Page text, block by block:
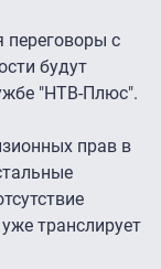
с
будут
"НТВ-Плюс".
прав в
транслирует